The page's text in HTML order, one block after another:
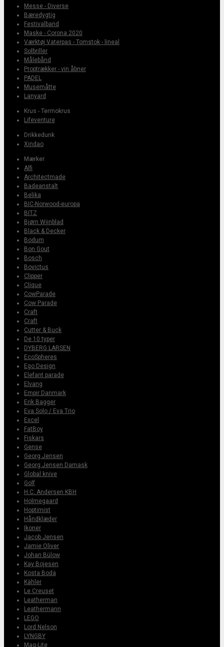
Messe - Diverse
Bæredygtig
Festivalband
Maske - Corona 2020
Værktøj Vaterpas - Tomstok - lineal
Solbriller
Målebånd
Proptrækker - vin åbner
PADEL
Musemåtte
Lanyard
Krus - Termokrus
Lifeventure
Drikkedunk
Xindao
Mærker
Alfi
Architectmade
Badeanstalt
Belika
BIC-Norwood-europa
BITZ
Bjørn Wiinblad
Black & Decker
Bodum
Bon Gout
Bosch
Bovictus
Clipper
Clique
CowParade
Cow Parade
Craft
Craft
Cutter & Buck
De 10 typer
DYBERG LARSEN
EcoSpheres
Ego Design
Elefant parade
Elvang
Empir Danmark
Erik Bagger
Eva Solo / Eva Trio
Excel
FatBoy
Fiskars
Gense
Georg Jensen
Georg Jensen Damask
Global knive
Golf
H.C. Andersen KBH
Holmegaard
Hoptimist
Håndklæder
Ikoner
Jacob Jensen
Jamie Oliver
Johan Bülow
Kay Bojesen
Kosta Boda
Kähler
Le Creuset
Leatherman
Leathermann
LEGO
Lord Nelson
LYNGBY
Mag-Lite